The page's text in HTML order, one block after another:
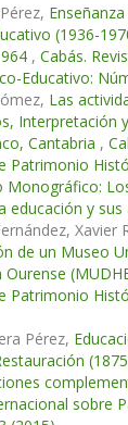
(1936-
, Cabás.
Educativo:
Las
Interpretación
Cantabria ,
Patrimonio
Monográfico:
educación y
Xavier
de un Museo
Patrimonio
Pérez,
sobre